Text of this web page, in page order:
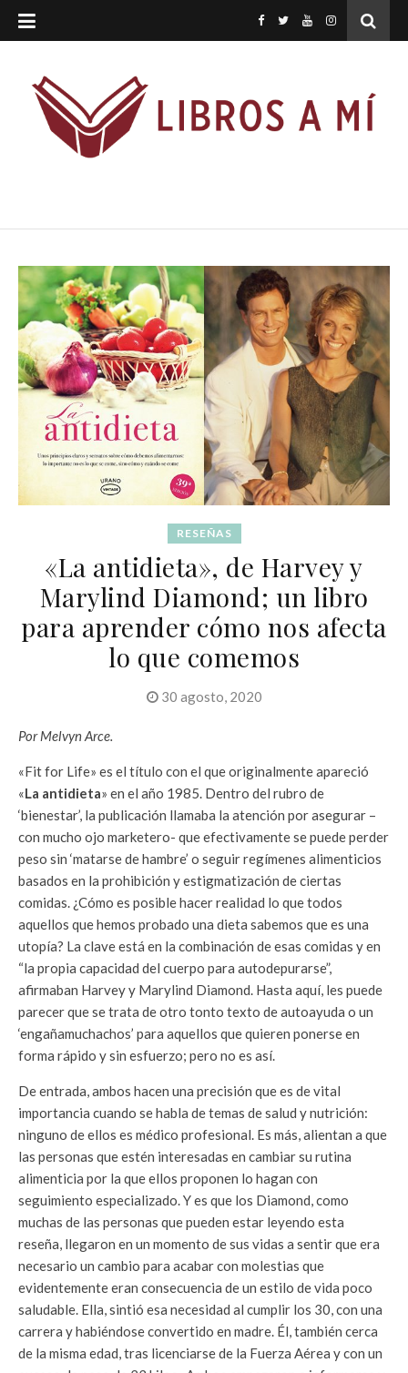
RESEÑAS
«La antidieta», de Harvey y
Marylind Diamond; un libro
para aprender cómo nos afecta
lo que comemos
30 agosto, 2020
Por Melvyn Arce.
«Fit for Life» es el título con el que originalmente apareció
«La antidieta» en el año 1985. Dentro del rubro de
‘bienestar’, la publicación llamaba la atención por asegurar –
con mucho ojo marketero- que efectivamente se puede perder
peso sin ‘matarse de hambre’ o seguir regímenes alimenticios
basados en la prohibición y estigmatización de ciertas
comidas. ¿Cómo es posible hacer realidad lo que todos
aquellos que hemos probado una dieta sabemos que es una
utopía? La clave está en la combinación de esas comidas y en
“la propia capacidad del cuerpo para autodepurarse”,
afirmaban Harvey y Marylind Diamond. Hasta aquí, les puede
parecer que se trata de otro tonto texto de autoayuda o un
‘engañamuchachos’ para aquellos que quieren ponerse en
forma rápido y sin esfuerzo; pero no es así.
De entrada, ambos hacen una precisión que es de vital
importancia cuando se habla de temas de salud y nutrición:
ninguno de ellos es médico profesional. Es más, alientan a que
las personas que estén interesadas en cambiar su rutina
alimenticia por la que ellos proponen lo hagan con
seguimiento especializado. Y es que los Diamond, como
muchas de las personas que pueden estar leyendo esta
reseña, llegaron en un momento de sus vidas a sentir que era
necesario un cambio para acabar con molestias que
evidentemente eran consecuencia de un estilo de vida poco
saludable. Ella, sintió esa necesidad al cumplir los 30, con una
carrera y habiéndose convertido en madre. Él, también cerca
de la misma edad, tras licenciarse de la Fuerza Aérea y con un